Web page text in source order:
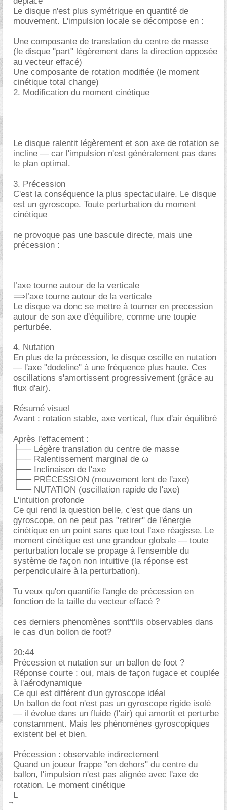
Le disque n'est plus symétrique en quantité de
mouvement. L'impulsion locale se décompose en :
Une composante de translation du centre de masse
(le disque "part" légèrement dans la direction opposée
au vecteur effacé)
Une composante de rotation modifiée (le moment
cinétique total change)
2. Modification du moment cinétique
Le disque ralentit légèrement et son axe de rotation se
incline — car l'impulsion n'est généralement pas dans
le plan optimal.
3. Précession
C'est la conséquence la plus spectaculaire. Le disque
est un gyroscope. Toute perturbation du moment
cinétique
ne provoque pas une bascule directe, mais une
précession :
l’axe tourne autour de la verticale
⟹l’axe tourne autour de la verticale
Le disque va donc se mettre à tourner en precession
autour de son axe d'équilibre, comme une toupie
perturbée.
4. Nutation
En plus de la précession, le disque oscille en nutation
— l'axe "dodeline" à une fréquence plus haute. Ces
oscillations s'amortissent progressivement (grâce au
flux d'air).
Résumé visuel
Avant : rotation stable, axe vertical, flux d'air équilibré
Après l'effacement :
├── Légère translation du centre de masse
├── Ralentissement marginal de ω
├── Inclinaison de l'axe
├── PRÉCESSION (mouvement lent de l'axe)
└── NUTATION (oscillation rapide de l'axe)
L'intuition profonde
Ce qui rend la question belle, c'est que dans un
gyroscope, on ne peut pas "retirer" de l'énergie
cinétique en un point sans que tout l'axe réagisse. Le
moment cinétique est une grandeur globale — toute
perturbation locale se propage à l'ensemble du
système de façon non intuitive (la réponse est
perpendiculaire à la perturbation).
Tu veux qu'on quantifie l'angle de précession en
fonction de la taille du vecteur effacé ?
ces derniers phenomènes sont't'ils observables dans
le cas d'un bollon de foot?
20:44
Précession et nutation sur un ballon de foot ?
Réponse courte : oui, mais de façon fugace et couplée
à l'aérodynamique
Ce qui est différent d'un gyroscope idéal
Un ballon de foot n'est pas un gyroscope rigide isolé
— il évolue dans un fluide (l'air) qui amortit et perturbe
constamment. Mais les phénomènes gyroscopiques
existent bel et bien.
Précession : observable indirectement
Quand un joueur frappe "en dehors" du centre du
ballon, l'impulsion n'est pas alignée avec l'axe de
rotation. Le moment cinétique
L